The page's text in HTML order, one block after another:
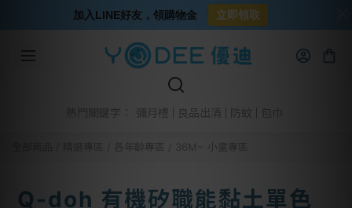
熱門關鍵字： 彌月禮 良品出清 防蚊
各年齡專區 36M~ 小童專區
Q-doh 有機矽職能黏土單色
加入LINE好友，領購物金 立即領取